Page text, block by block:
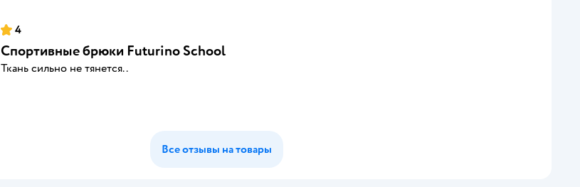
4
Спортивные брюки Futurino School
Ткань сильно не тянется..
Все отзывы на товары